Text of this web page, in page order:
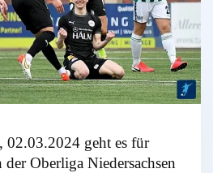
02.03.2024 geht es für
der Oberliga Niedersachsen